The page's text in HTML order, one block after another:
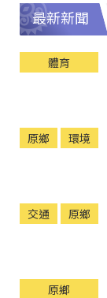
最新新聞
體育
原鄉 環境
交通 原鄉
原鄉